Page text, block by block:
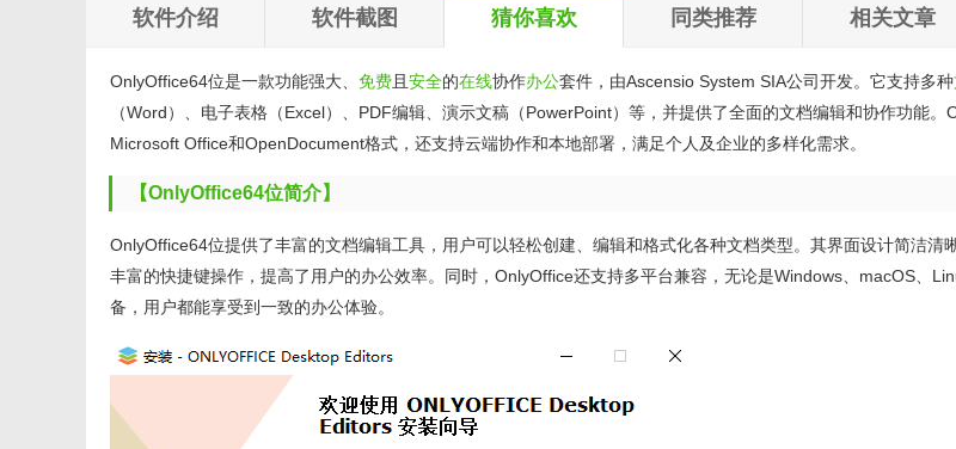
软件介绍 软件截图 猜你喜欢 同类推荐 相关文章
OnlyOffice64位是一款功能强大、 免费 且 安全的在线协作办公套件，由Ascensio System SIA公司开发。它支持多种
（Word）、电子表格（Excel）、PDF编辑、演示文稿（PowerPoint）等，并提供了全面的文档编辑和协作功能。
Microsoft Office和OpenDocument格式，还支持云端协作和本地部署，满足个人及企业的多样化需求。
【OnlyOffice64位简介】
OnlyOffice64位提供了丰富的文档编辑工具，用户可以轻松创建、编辑和格式化各种文档类型。其界面设计简洁清
丰富的快捷键操作，提高了用户的办公效率。同时，OnlyOffice还支持多平台兼容，无论是Windows、macOS、
备，用户都能享受到一致的办公体验。